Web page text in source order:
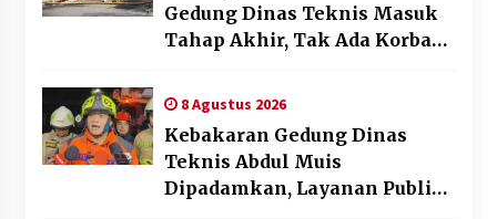
Gedung Dinas Teknis Masuk
Tahap Akhir, Tak Ada Korban
8 Agustus 2026
Kebakaran Gedung Dinas
Teknis Abdul Muis
Dipadamkan, Layanan Publik